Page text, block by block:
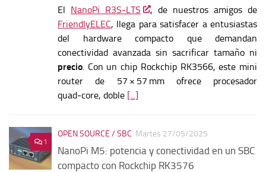
El NanoPi R3S‑LTS
, de nuestros amigos de
FriendlyELEC, llega para satisfacer a entusiastas
del hardware compacto que demandan
conectividad avanzada sin sacrificar tamaño ni
precio . Con un chip Rockchip RK3566, este mini
router de 57 × 57 mm ofrece procesador
quad‑core, doble [...]
1
OPEN SOURCE / SBC Martes 27/05/2025
NanoPi M5: potencia y conectividad en un SBC
compacto con Rockchip RK3576